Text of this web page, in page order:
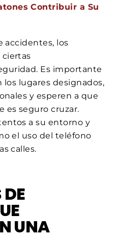
Contribuir a Su
accidentes, los
Es importante
los lugares designados,
y esperen a que
es seguro cruzar.
a su entorno y
el uso del teléfono
calles.
UNA